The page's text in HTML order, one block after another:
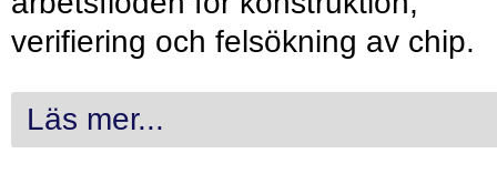
verifiering och felsökning av chip.
Läs mer...